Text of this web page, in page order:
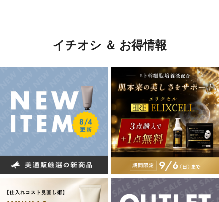
イチオシ ＆ お得情報